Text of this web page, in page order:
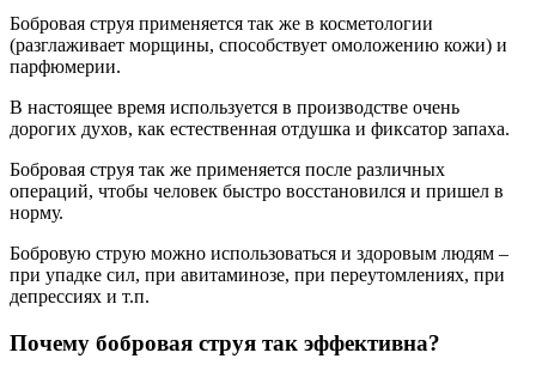
Бобровая струя применяется так же в косметологии
(разглаживает морщины, способствует омоложению кожи) и
парфюмерии.
В настоящее время используется в производстве очень
дорогих духов, как естественная отдушка и фиксатор запаха.
Бобровая струя так же применяется после различных
операций, чтобы человек быстро восстановился и пришел в
норму.
Бобровую струю можно использоваться и здоровым людям –
при упадке сил, при авитаминозе, при переутомлениях, при
депрессиях и т.п.
Почему бобровая струя так эффективна?